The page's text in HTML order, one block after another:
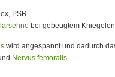
PSR
bei gebeugtem
wird angespannt und dadurch
Nervus femoralis